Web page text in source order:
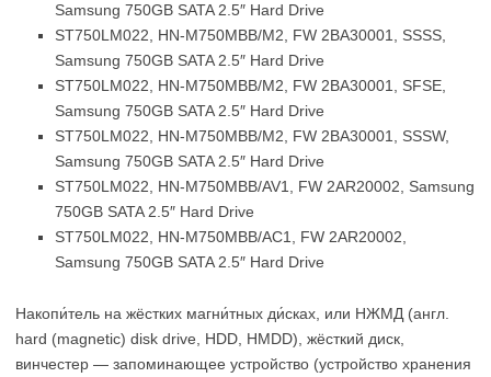
Samsung 750GB SATA 2.5″ Hard Drive
ST750LM022, HN-M750MBB/M2, FW 2BA30001, SSSS,
Samsung 750GB SATA 2.5″ Hard Drive
ST750LM022, HN-M750MBB/M2, FW 2BA30001, SFSE,
Samsung 750GB SATA 2.5″ Hard Drive
ST750LM022, HN-M750MBB/M2, FW 2BA30001, SSSW,
Samsung 750GB SATA 2.5″ Hard Drive
ST750LM022, HN-M750MBB/AV1, FW 2AR20002, Samsung
750GB SATA 2.5″ Hard Drive
ST750LM022, HN-M750MBB/AC1, FW 2AR20002,
Samsung 750GB SATA 2.5″ Hard Drive
Накопи́тель на жёстких магни́тных ди́сках, или НЖМД (англ.
hard (magnetic) disk drive, HDD, HMDD), жёсткий диск,
винчестер — запоминающее устройство (устройство хранения